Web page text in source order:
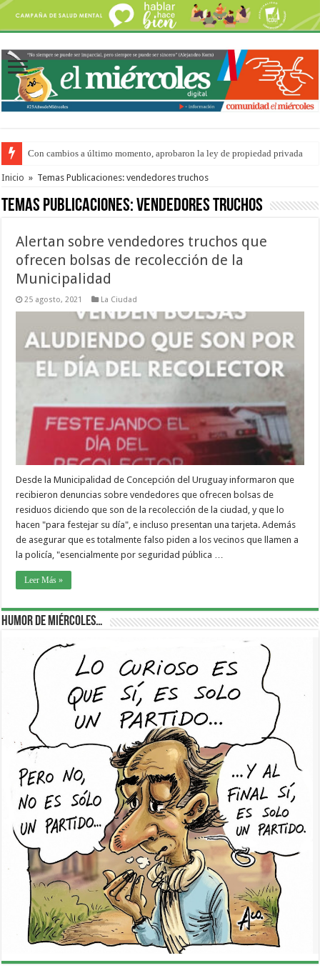
Con cambios a último momento, aprobaron la ley de propiedad privada
Adopción en Entre Ríos: el 35% de los 90 niños, niñas y adolescentes que
Inicio » Temas Publicaciones: vendedores truchos
Temas Publicaciones:vendedores truchos
Alertan sobre vendedores truchos que
ofrecen bolsas de recolección de la
Municipalidad
25 agosto, 2021 La Ciudad
Desde la Municipalidad de Concepción del Uruguay informaron que
recibieron denuncias sobre vendedores que ofrecen bolsas de
residuos diciendo que son de la recolección de la ciudad, y que lo
hacen "para festejar su día", e incluso presentan una tarjeta. Además
de asegurar que es totalmente falso piden a los vecinos que llamen a
la policía, "esencialmente por seguridad pública …
Leer Más »
Humor de Miércoles…